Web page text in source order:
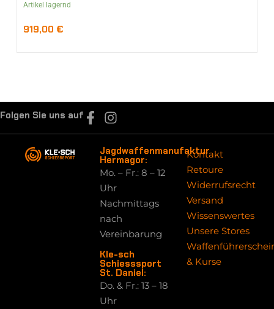
Artikel lagernd
919,00 €
Folgen Sie uns auf
Jagdwaffenmanufaktur
Hermagor:
Mo. – Fr.: 8 – 12
Uhr
Nachmittags
nach
Vereinbarung
Kle-sch
Schiesssport
St. Daniel:
Do. & Fr.: 13 – 18
Uhr
Kontakt
Retoure
Widerrufsrecht
Versand
Wissenswertes
Unsere Stores
& Kurse